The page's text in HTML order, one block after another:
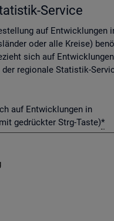
Ser­vice
auf
oder alle Krei­se)
sich auf
der re­gio­na­le Sta­tis­tik-
auf Entwicklungen in
gedrückter Strg-Taste)*